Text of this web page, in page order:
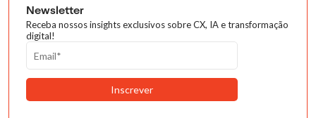
Newsletter
Receba nossos insights exclusivos sobre CX, IA e transformação
digital!